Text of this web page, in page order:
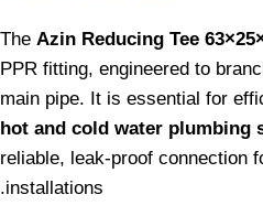
The Azin Reducing Tee
PPR fitting, engineered to
main pipe. It is essential for
hot and cold water plumbing
reliable, leak-proof connection
installations.